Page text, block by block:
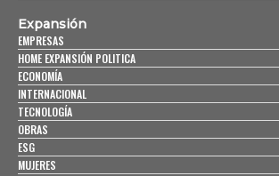
Expansión
EMPRESAS
HOME EXPANSIÓN POLITICA
ECONOMÍA
INTERNACIONAL
TECNOLOGÍA
OBRAS
ESG
MUJERES